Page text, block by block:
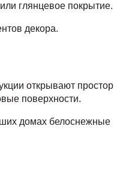
глянцевое покрытие.
декора.
открывают простор
поверхности.
домах белоснежные